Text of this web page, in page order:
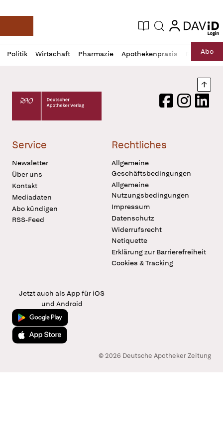
Deutsche Apotheker Zeitung
Aktuelle Ausgabe
Suche login
login
Politik Wirtschaft Pharmazie Apothekenpraxis RechtAbo
Profil
öffnen
Daz
Pur
Deutscher Apotheker Verlag Logo
FacebookInstagram
Service
Newsletter
Über uns
Kontakt
Mediadaten
Abo kündigen
RSS-Feed
Rechtliches
Allgemeine
Geschäftsbedingungen
Allgemeine
Nutzungsbedingungen
Impressum
Datenschutz
Widerrufsrecht
Netiquette
Erklärung zur Barrierefreiheit
Cookies & Tracking
Jetzt auch als App für iOS
und Android
Jetzt bei Google Play
Laden im App Store
© 2026 Deutsche Apotheker Zeitung